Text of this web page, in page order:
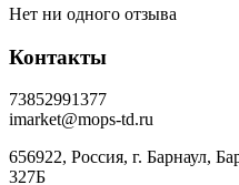
Нет ни одного отзыва
Контакты
73852991377
imarket@mops-td.ru
656922, Россия, г. Барнаул,
327Б